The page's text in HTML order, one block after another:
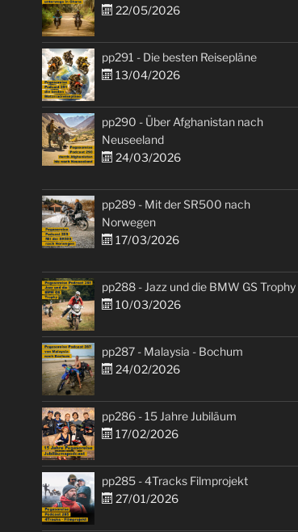
22/05/2026
pp291 - Die besten Reisepläne
13/04/2026
pp290 - Über Afghanistan nach
Neuseeland
24/03/2026
pp289 - Mit der SR500 nach
Norwegen
17/03/2026
pp288 - Jazz und die BMW GS Trophy
10/03/2026
pp287 - Malaysia - Bochum
24/02/2026
pp286 - 15 Jahre Jubiläum
17/02/2026
pp285 - 4Tracks Filmprojekt
27/01/2026